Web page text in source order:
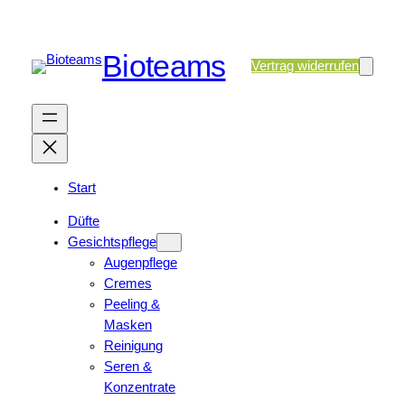
Bioteams Vertrag widerrufen
Start
Düfte
Gesichtspflege
Augenpflege
Cremes
Peeling &
Masken
Reinigung
Seren &
Konzentrate